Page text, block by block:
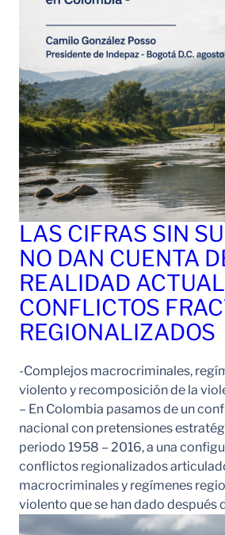
LAS CIFRAS SIN
NO DAN CUENTA
REALIDAD
CONFLICTOS
REGIONALIZADOS
-Complejos macrocriminales,
violento y recomposición de la
– En Colombia pasamos de un
nacional con pretensiones
periodo 1958 – 2016, a una
conflictos regionalizados
macrocriminales y regímenes
violento que se han dado después